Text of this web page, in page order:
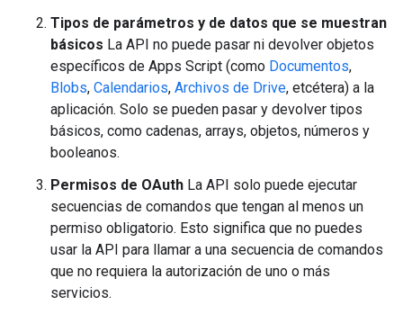
Tipos de parámetros y de datos que se muestran
básicos La API no puede pasar ni devolver objetos
específicos de Apps Script (como Documentos,
Blobs, Calendarios, Archivos de Drive, etcétera) a la
aplicación. Solo se pueden pasar y devolver tipos
básicos, como cadenas, arrays, objetos, números y
booleanos.
Permisos de OAuth La API solo puede ejecutar
secuencias de comandos que tengan al menos un
permiso obligatorio. Esto significa que no puedes
usar la API para llamar a una secuencia de comandos
que no requiera la autorización de uno o más
servicios.